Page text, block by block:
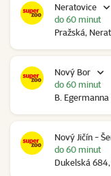
Neratovice
Pražská,
do 60 minut
Nový Bor
B.
do 60 minut
Nový Jičín -
Dukelská
do 60 minut